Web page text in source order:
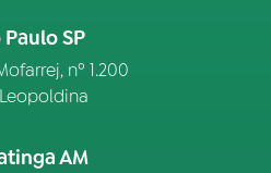
Paulo SP
nº 1.200
AM